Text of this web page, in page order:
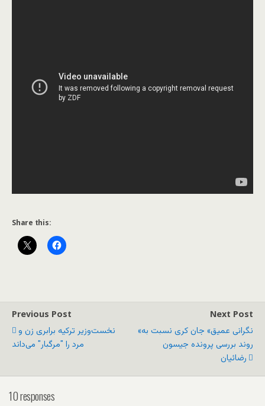
Share this:
Previous Post
نخست‌وزیر ترکیه برابری زن و
مرد را "مرگبار" می‌داند
Next Post
«نگرانی عمیق» جان کری نسبت به
روند بررسی پرونده جیسون
رضائیان
10 responses